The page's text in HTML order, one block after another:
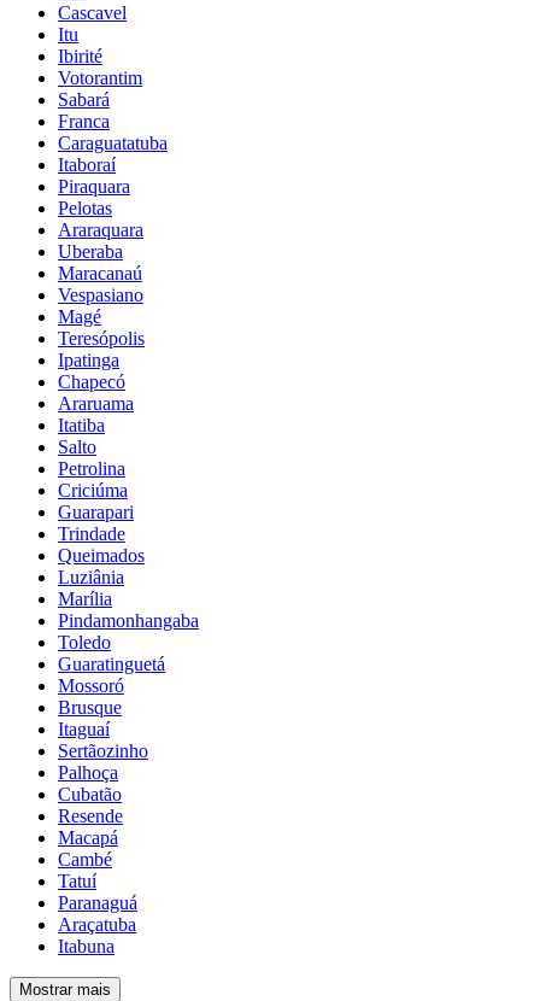
Cascavel
Itu
Ibirité
Votorantim
Sabará
Franca
Caraguatatuba
Itaboraí
Piraquara
Pelotas
Araraquara
Uberaba
Maracanaú
Vespasiano
Magé
Teresópolis
Ipatinga
Chapecó
Araruama
Itatiba
Salto
Petrolina
Criciúma
Guarapari
Trindade
Queimados
Luziânia
Marília
Pindamonhangaba
Toledo
Guaratinguetá
Mossoró
Brusque
Itaguaí
Sertãozinho
Palhoça
Cubatão
Resende
Macapá
Cambé
Tatuí
Paranaguá
Araçatuba
Itabuna
Mostrar mais